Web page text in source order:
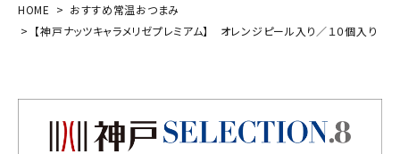
お酒別オススメ
HOME
おすすめ常温おつまみ
【神戸ナッツキャラメリゼプレミアム】 オレンジピール入り／１０個入り